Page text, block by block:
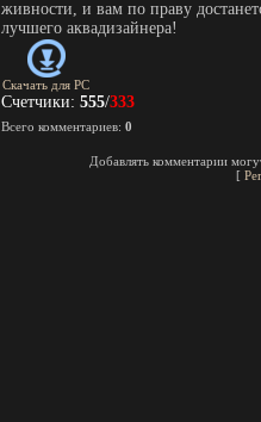
живности, и вам по праву
лучшего аквадизайнера!
Скачать для PC
Счетчики: 555/333
Всего комментариев: 0
Добавлять комментарии
[